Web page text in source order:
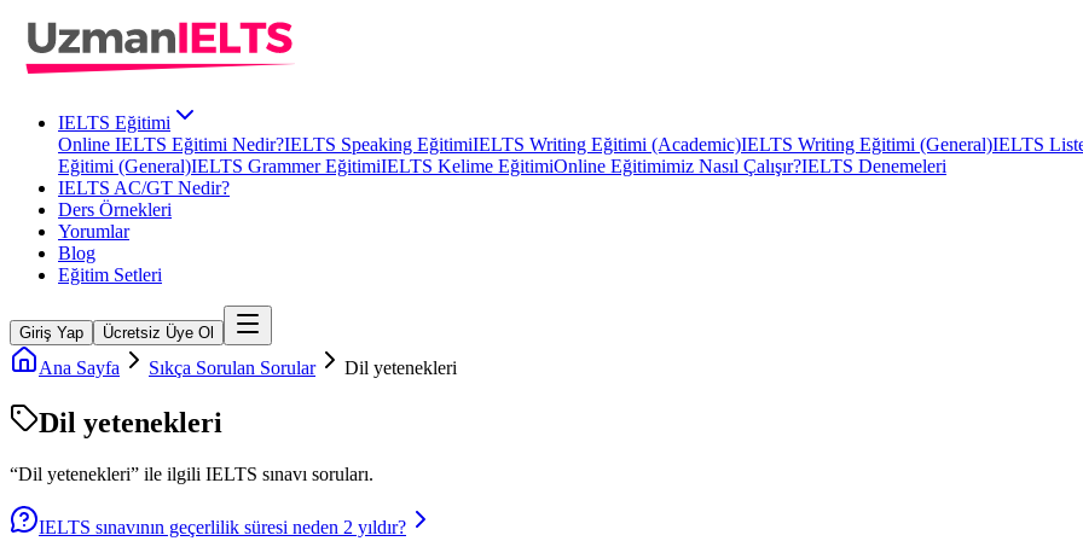
IELTS Eğitimi
Online IELTS Eğitimi Nedir?IELTS Speaking EğitimiIELTS Writing Eğitimi (Academic)IELTS Writing Eğitimi (General)IELTS
Eğitimi (General)IELTS Grammer EğitimiIELTS Kelime EğitimiOnline Eğitimimiz Nasıl Çalışır?IELTS Denemeleri
IELTS AC/GT Nedir?
Ders Örnekleri
Yorumlar
Blog
Eğitim Setleri
Giriş Yap Ücretsiz Üye Ol
Ana Sayfa Sıkça Sorulan Sorular Dil yetenekleri
Dil yetenekleri
“Dil yetenekleri” ile ilgili IELTS sınavı soruları.
IELTS sınavının geçerlilik süresi neden 2 yıldır?